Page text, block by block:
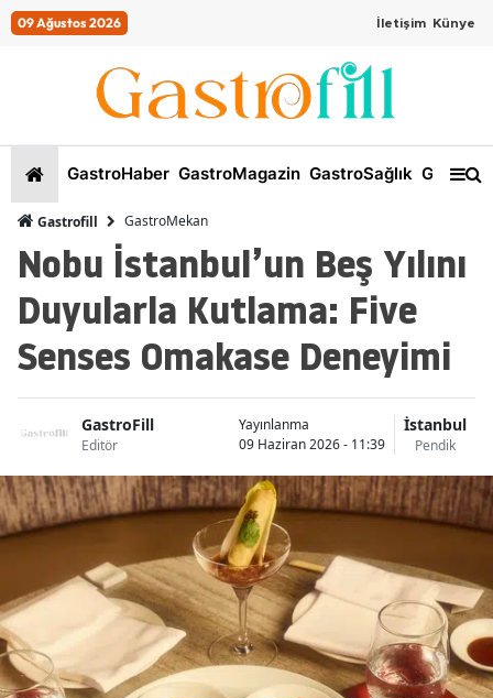
09 Ağustos 2026 İletişim Künye
GastroHaber GastroMagazin GastroSağlık
Gastrofill GastroMekan
Nobu İstanbul’un Beş Yılını
Duyularla Kutlama: Five
Senses Omakase Deneyimi
GastroFill
Editör
Yayınlanma
09 Haziran 2026 - 11:39
İstanbul
Pendik